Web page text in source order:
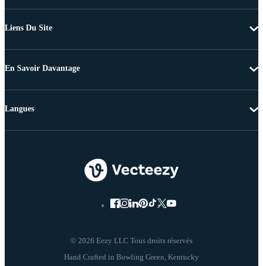
Liens Du Site
En Savoir Davantage
© 2026 Eezy LLC Tous droits réservés
Langues